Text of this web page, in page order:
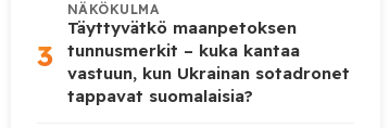
3
NÄKÖKULMA
Täyttyvätkö maanpetoksen
tunnusmerkit – kuka kantaa
vastuun, kun Ukrainan sotadronet
tappavat suomalaisia?